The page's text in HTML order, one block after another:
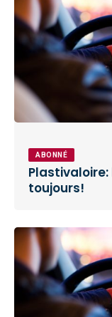
ABONNÉ
toujours!